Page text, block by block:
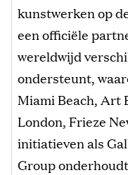
kunstwerken op
een officiële
wereldwijd
ondersteunt,
Miami Beach, Art
London, Frieze
initiatieven als
Group